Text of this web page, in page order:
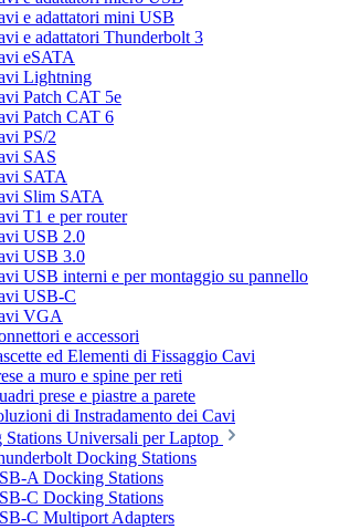
e adattatori mini USB
e adattatori Thunderbolt 3
eSATA
Lightning
Patch CAT 5e
Patch CAT 6
PS/2
SAS
SATA
Slim SATA
T1 e per router
USB 2.0
USB 3.0
USB interni e per montaggio su pannello
USB-C
VGA
e accessori
ed Elementi di Fissaggio Cavi
a muro e spine per reti
prese e piastre a parete
di Instradamento dei Cavi
Universali per Laptop
Docking Stations
A Docking Stations
C Docking Stations
C Multiport Adapters